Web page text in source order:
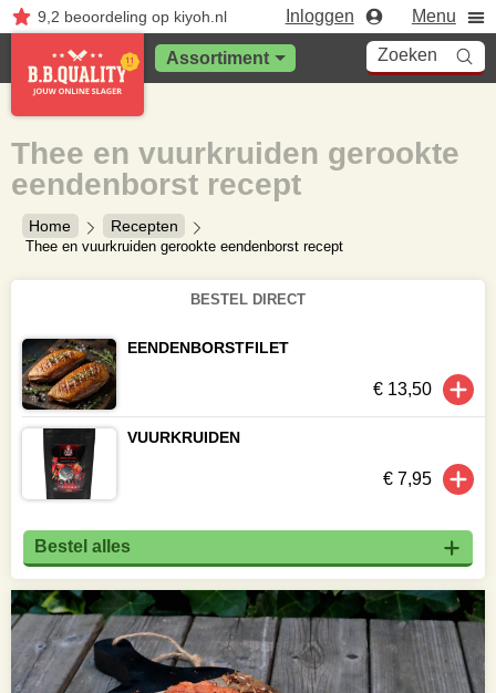
9,2 beoordelingop kiyoh.nl Inloggen Menu
Assortiment Zoeken
Home Recepten
Thee en vuurkruiden gerookte eendenborst recept
Thee en vuurkruiden gerookte
eendenborst recept
BESTEL DIRECT
EENDENBORSTFILET
€ 13,50
VUURKRUIDEN
€ 7,95
Bestel alles